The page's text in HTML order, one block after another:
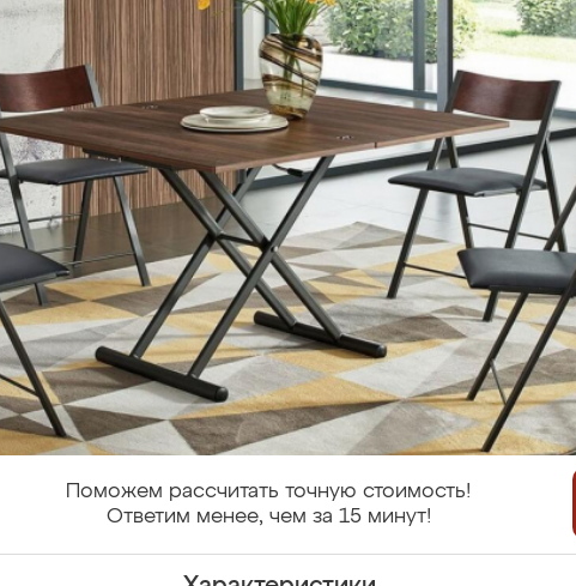
Поможем рассчитать точную стоимость!
Ответим менее, чем за 15 минут!